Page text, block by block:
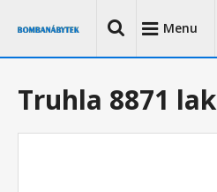
Menu
Truhla 8871 lak